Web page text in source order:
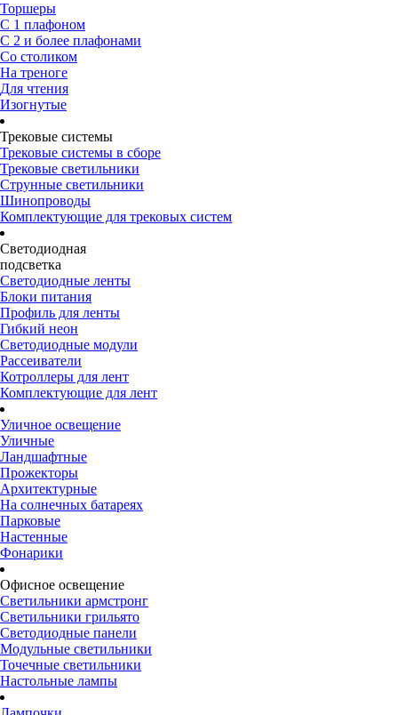
Торшеры
С 1 плафоном
С 2 и более плафонами
Со столиком
На треноге
Для чтения
Изогнутые
Трековые системы
Трековые системы в сборе
Трековые светильники
Струнные светильники
Шинопроводы
Комплектующие для трековых систем
Светодиодная
подсветка
Светодиодные ленты
Блоки питания
Профиль для ленты
Гибкий неон
Светодиодные модули
Рассеиватели
Котроллеры для лент
Комплектующие для лент
Уличное освещение
Уличные
Ландшафтные
Прожекторы
Архитектурные
На солнечных батареях
Парковые
Настенные
Фонарики
Офисное освещение
Светильники армстронг
Светильники грильято
Светодиодные панели
Модульные светильники
Точечные светильники
Настольные лампы